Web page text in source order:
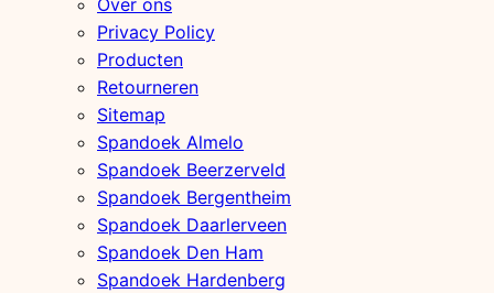
Privacy Policy
Producten
Retourneren
Sitemap
Spandoek Almelo
Spandoek Beerzerveld
Spandoek Bergentheim
Spandoek Daarlerveen
Spandoek Den Ham
Spandoek Hardenberg